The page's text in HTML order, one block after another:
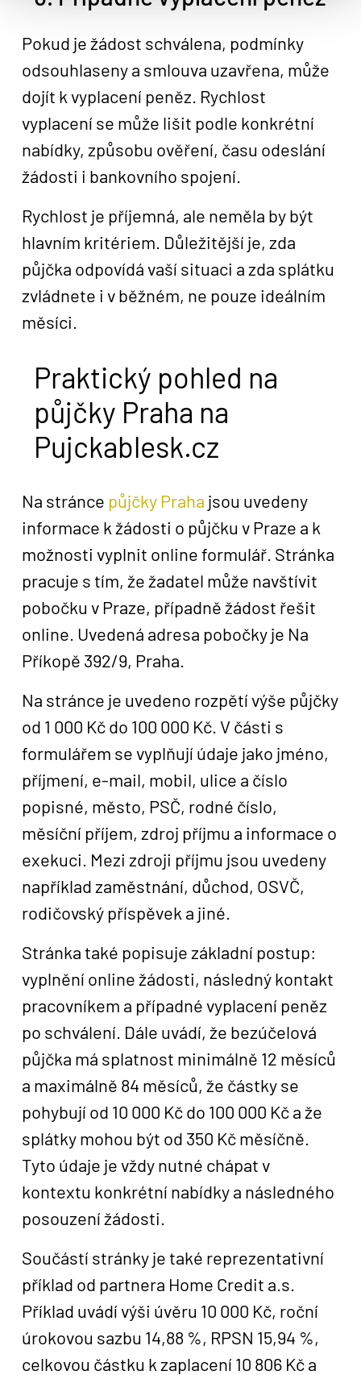
Pokud je žádost schválena, podmínky
odsouhlaseny a smlouva uzavřena, může
dojít k vyplacení peněz. Rychlost
vyplacení se může lišit podle konkrétní
nabídky, způsobu ověření, času odeslání
žádosti i bankovního spojení.
Rychlost je příjemná, ale neměla by být
hlavním kritériem. Důležitější je, zda
půjčka odpovídá vaší situaci a zda splátku
zvládnete i v běžném, ne pouze ideálním
měsíci.
Praktický pohled na
půjčky Praha na
Pujckablesk.cz
Na stránce půjčky Praha jsou uvedeny
informace k žádosti o půjčku v Praze a k
možnosti vyplnit online formulář. Stránka
pracuje s tím, že žadatel může navštívit
pobočku v Praze, případně žádost řešit
online. Uvedená adresa pobočky je Na
Příkopě 392/9, Praha.
Na stránce je uvedeno rozpětí výše půjčky
od 1 000 Kč do 100 000 Kč. V části s
formulářem se vyplňují údaje jako jméno,
příjmení, e-mail, mobil, ulice a číslo
popisné, město, PSČ, rodné číslo,
měsíční příjem, zdroj příjmu a informace o
exekuci. Mezi zdroji příjmu jsou uvedeny
například zaměstnání, důchod, OSVČ,
rodičovský příspěvek a jiné.
Stránka také popisuje základní postup:
vyplnění online žádosti, následný kontakt
pracovníkem a případné vyplacení peněz
po schválení. Dále uvádí, že bezúčelová
půjčka má splatnost minimálně 12 měsíců
a maximálně 84 měsíců, že částky se
pohybují od 10 000 Kč do 100 000 Kč a že
splátky mohou být od 350 Kč měsíčně.
Tyto údaje je vždy nutné chápat v
kontextu konkrétní nabídky a následného
posouzení žádosti.
Součástí stránky je také reprezentativní
příklad od partnera Home Credit a.s.
Příklad uvádí výši úvěru 10 000 Kč, roční
úrokovou sazbu 14,88 %, RPSN 15,94 %,
celkovou částku k zaplacení 10 806 Kč a